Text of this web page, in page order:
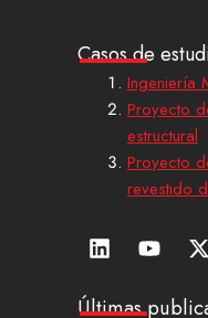
Casos de
Ingeniería
Proyecto
estructural
Proyecto
revestido
L
i
k
Y
o
t
X
-
Últimas